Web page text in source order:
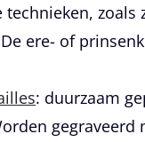
zoals
ere- of
: duurzaam